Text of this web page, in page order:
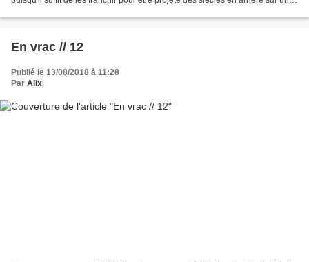
En vrac // 12
Publié le 13/08/2018 à 11:28
Par Alix